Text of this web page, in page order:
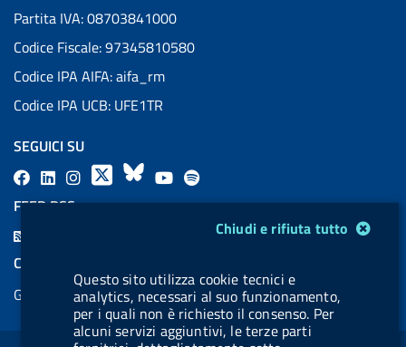
Chiudi e rifiuta tutto
Questo sito utilizza cookie tecnici e
analytics, necessari al suo funzionamento,
per i quali non è richiesto il consenso. Per
alcuni servizi aggiuntivi, le terze parti
Partita IVA: 08703841000
Codice Fiscale: 97345810580
Codice IPA AIFA: aifa_rm
Codice IPA UCB: UFE1TR
SEGUICI SU
F
a
L
i
a
l
.
b
X
B
l
s
k
y
Y
o
u
b
e
l
a
l
.
b
FEED RSS
COOKIES
Gestione cookie